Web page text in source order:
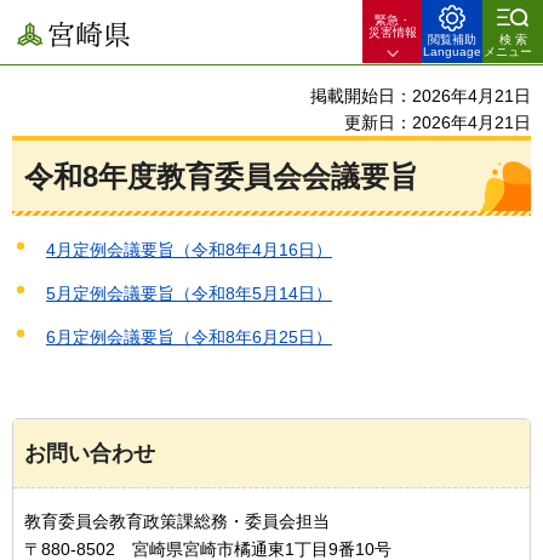
宮崎県
緊急・
災害情報
閲覧補助
Language
検索
メニュー
掲載開始日：2026年4月21日
更新日：2026年4月21日
令和8年度教育委員会会議要旨
4月定例会議要旨（令和8年4月16日）
5月定例会議要旨（令和8年5月14日）
6月定例会議要旨（令和8年6月25日）
お問い合わせ
教育委員会教育政策課総務・委員会担当
〒880-8502 宮崎県宮崎市橘通東1丁目9番10号